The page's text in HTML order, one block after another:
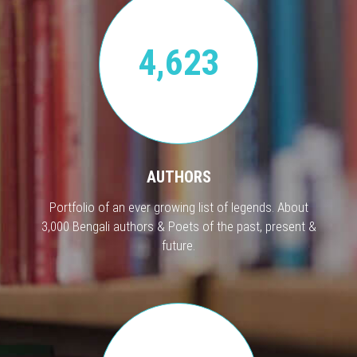
4,623
AUTHORS
Portfolio of an ever growing list of legends. About
3,000 Bengali authors & Poets of the past, present &
future.